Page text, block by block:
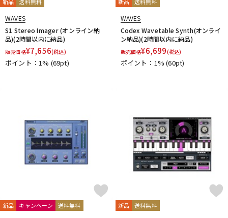
WAVES
S1 Stereo Imager (オンライン納
品)(2時間以内に納品)
販売価格¥7,656(税込)
ポイント：1% (69pt)
WAVES
Codex Wavetable Synth(オンライ
ン納品)(2時間以内に納品)
販売価格¥6,699(税込)
ポイント：1%(60pt)
新品 キャンペーン 送料無料 新品 送料無料